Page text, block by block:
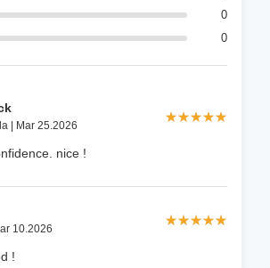
0
0
| Mar 25.2026
★★★★★
★★★★★
nice !
10.2026
★★★★★
★★★★★
!